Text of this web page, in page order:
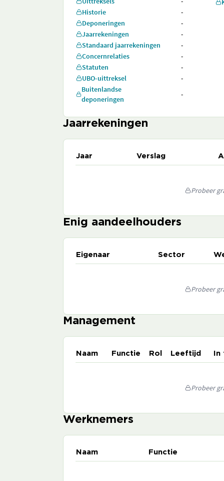
Historie
-
Deponeringen
-
Jaarrekeningen
-
Standaard jaarrekeningen
-
Concernrelaties
-
Statuten
-
UBO-uittreksel
-
Buitenlandse
deponeringen
-
Jaarrekeningen
Jaar Verslag
Probeer
Enig aandeelhouders
Eigenaar Sector
Probeer
Management
Naam Functie Rol Leeftijd
Probeer
Werknemers
Naam Functie